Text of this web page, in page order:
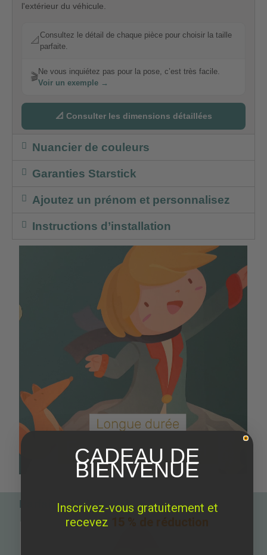
l'extérieur du véhicule.
📐
Consultez le détail de chaque pièce pour choisir la taille
parfaite.
🎬
Ne vous inquiétez pas pour la pose, c’est très facile.
Voir un exemple →
📐 Consulter les dimensions détaillées
Nuancier de couleurs
Garanties Starstick
Ajoutez un prénom et personnalisez
Instructions d’installation
Parfait pour le match
CADEAU DE
BIENVENUE
Inscrivez-vous gratuitement et
recevez